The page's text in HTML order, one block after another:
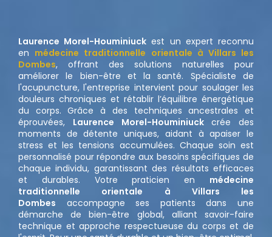
Laurence Morel-Houminiuck est un expert reconnu
en médecine traditionnelle orientale à Villars les
Dombes, offrant des solutions naturelles pour
améliorer le bien-être et la santé. Spécialiste de
l'acupuncture, l'entreprise intervient pour soulager les
douleurs chroniques et rétablir l’équilibre énergétique
du corps. Grâce à des techniques ancestrales et
éprouvées, Laurence Morel-Houminiuckcrée des
moments de détente uniques, aidant à apaiser le
stress et les tensions accumulées. Chaque soin est
personnalisé pour répondre aux besoins spécifiques de
chaque individu, garantissant des résultats efficaces
et durables. Votre praticien en médecine
traditionnelle orientale à Villars les
Dombes accompagne ses patients dans une
démarche de bien-être global, alliant savoir-faire
technique et approche respectueuse du corps et de